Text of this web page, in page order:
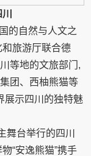
的自然与人文之
旅游厅联合德
等地的文旅部门,
团、西柚熊猫等
展示四川的独特魅
舞台举行的四川
“安逸熊猫”携手